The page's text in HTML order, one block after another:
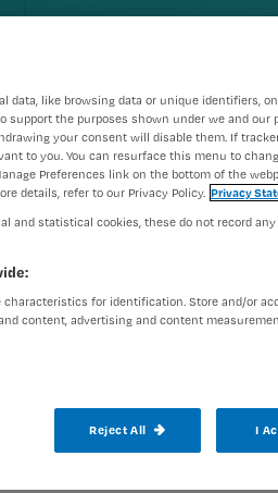
kind:
data, like browsing data or unique identifiers,
support the purposes shown under we and our
your consent will disable them. If
to you. You can resurface this menu to
Preferences link on the bottom of the
details, refer to our Privacy Policy. Privacy
and statistical cookies, these do not record
for identification. Store and/or
content, advertising and content
Reject All I